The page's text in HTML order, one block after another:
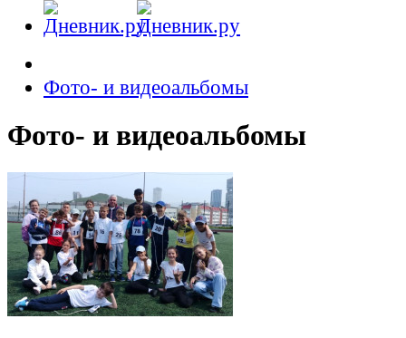
Фото- и видеоальбомы
Фото- и видеоальбомы